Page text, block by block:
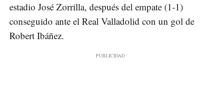
estadio José Zorrilla, después del empate (1-1)
conseguido ante el Real Valladolid con un gol de
Robert Ibáñez.